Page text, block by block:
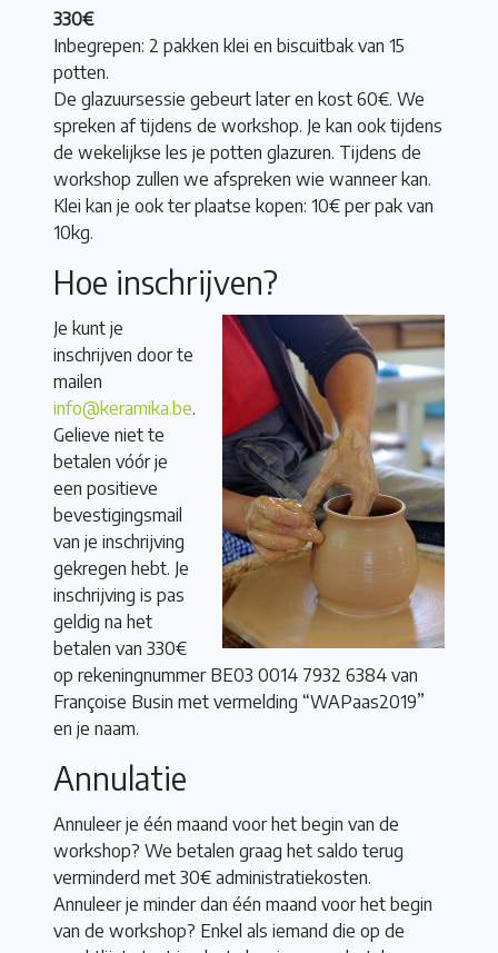
330€
Inbegrepen: 2 pakken klei en biscuitbak van 15
potten.
De glazuursessie gebeurt later en kost 60€. We
spreken af tijdens de workshop. Je kan ook tijdens
de wekelijkse les je potten glazuren. Tijdens de
workshop zullen we afspreken wie wanneer kan.
Klei kan je ook ter plaatse kopen: 10€ per pak van
10kg.
Hoe inschrijven?
Je kunt je
inschrijven door te
mailen
info@keramika.be.
Gelieve niet te
betalen vóór je
een positieve
bevestigingsmail
van je inschrijving
gekregen hebt. Je
inschrijving is pas
geldig na het
betalen van 330€
op rekeningnummer BE03 0014 7932 6384 van
Françoise Busin met vermelding “WAPaas2019”
en je naam.
Annulatie
Annuleer je één maand voor het begin van de
workshop? We betalen graag het saldo terug
verminderd met 30€ administratiekosten.
Annuleer je minder dan één maand voor het begin
van de workshop? Enkel als iemand die op de